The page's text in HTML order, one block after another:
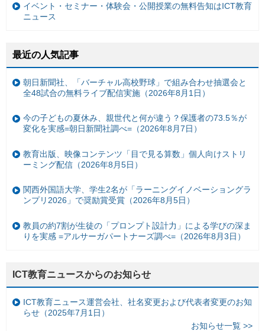
イベント・セミナー・体験会・公開授業の無料告知はICT教育
ニュース
最近の人気記事
朝日新聞社、「バーチャル高校野球」で組み合わせ抽選会と
全48試合の無料ライブ配信実施（2026年8月1日）
今の子どもの夏休み、親世代と何が違う？保護者の73.5％が
変化を実感=朝日新聞社調べ=（2026年8月7日）
教育出版、映像コンテンツ「目で見る算数」個人向けストリ
ーミング配信（2026年8月5日）
関西外国語大学、学生2名が「ラーニングイノベーショングラ
ンプリ2026」で奨励賞受賞（2026年8月5日）
教員の約7割が生徒の「プロンプト設計力」による学びの深ま
りを実感 =アルサーガパートナーズ調べ=（2026年8月3日）
ICT教育ニュースからのお知らせ
ICT教育ニュース運営会社、社名変更および代表者変更のお知
らせ（2025年7月1日）
お知らせ一覧 >>